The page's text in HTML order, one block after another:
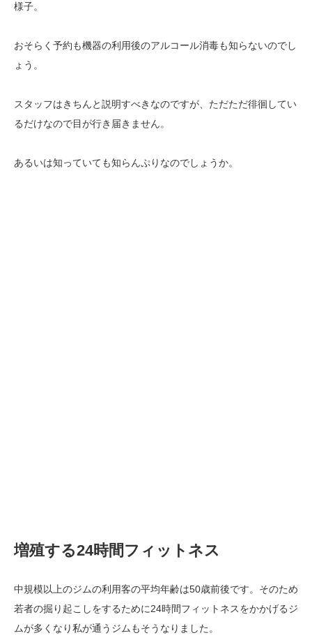
様子。
おそらく予約も機器の利用後のアルコール消毒も知らないのでし
ょう。
スタッフはきちんと説明すべきなのですが、ただただ徘徊してい
るだけなので目が行き届きません。
あるいは知っていても知らんぷりなのでしょうか。
増殖する24時間フィットネス
中規模以上のジムの利用客の平均年齢は50歳前後です。そのため
若者の掘り起こしをするために24時間フィットネスをかかげるジ
ムが多くなり私が通うジムもそうなりました。